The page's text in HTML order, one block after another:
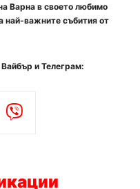
Варна в своето любимо
най-важните събития от
и Телеграм: